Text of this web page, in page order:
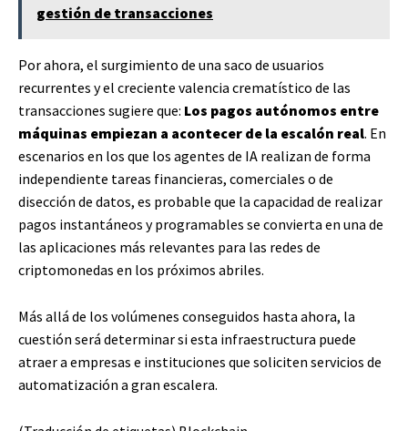
gestión de transacciones
Por ahora, el surgimiento de una saco de usuarios
recurrentes y el creciente valencia crematístico de las
transacciones sugiere que: Los pagos autónomos entre
máquinas empiezan a acontecer de la escalón real. En
escenarios en los que los agentes de IA realizan de forma
independiente tareas financieras, comerciales o de
disección de datos, es probable que la capacidad de realizar
pagos instantáneos y programables se convierta en una de
las aplicaciones más relevantes para las redes de
criptomonedas en los próximos abriles.
Más allá de los volúmenes conseguidos hasta ahora, la
cuestión será determinar si esta infraestructura puede
atraer a empresas e instituciones que soliciten servicios de
automatización a gran escalera.